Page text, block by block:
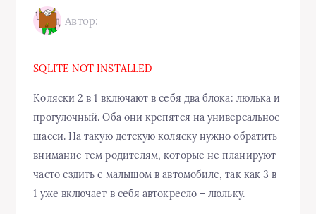
Автор:
SQLITE NOT INSTALLED
Коляски 2 в 1 включают в себя два блока: люлька и
прогулочный. Оба они крепятся на универсальное
шасси. На такую детскую коляску нужно обратить
внимание тем родителям, которые не планируют
часто ездить с малышом в автомобиле, так как 3 в
1 уже включает в себя автокресло – люльку.